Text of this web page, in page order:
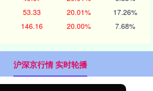
53.33 20.01% 17.26%
146.16 20.00% 7.68%
沪深京行情 实时轮播